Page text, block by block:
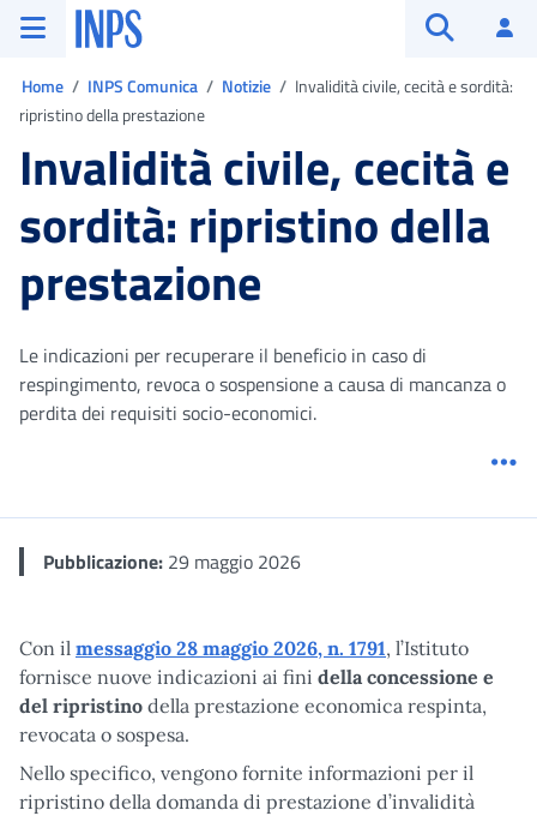
Vai al menu principale
Vai al contenuto principale
Vai al pie' di pagina
INPS ()
Home INPS Comunica Notizie
Invalidità civile, cecità e sordità:
ripristino della prestazione
Invalidità civile, cecità e
sordità: ripristino della
prestazione
Le indicazioni per recuperare il beneficio in caso di
respingimento, revoca o sospensione a causa di mancanza o
perdita dei requisiti socio-economici.
Pubblicazione: 29 maggio 2026
Con il messaggio 28 maggio 2026, n. 1791, l’Istituto
fornisce nuove indicazioni ai fini della concessione e
del ripristino della prestazione economica respinta,
revocata o sospesa.
Nello specifico, vengono fornite informazioni per il
ripristino della domanda di prestazione d’invalidità